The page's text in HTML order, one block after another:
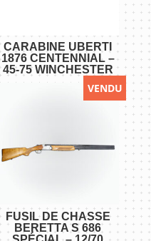
CARABINE UBERTI
1876 CENTENNIAL –
45-75 WINCHESTER
VENDU
FUSIL DE CHASSE
BERETTA S 686